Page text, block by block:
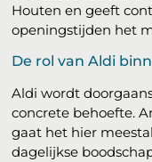
Houten en geeft
openingstijden het
De rol van Aldi
Aldi wordt
concrete behoefte.
gaat het hier
dagelijkse